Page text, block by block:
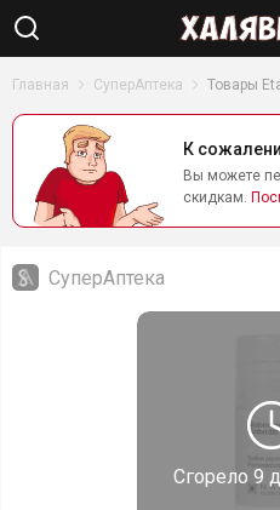
Главная СуперАптека Товары
К
Вы можете
скидкам.
Сгорело 9
СуперАптека